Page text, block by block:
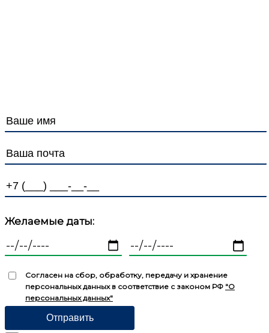
Желаемые даты:
Согласен на сбор, обработку, передачу и хранение
персональных данных в соответствие с законом РФ "О
персональных данных"